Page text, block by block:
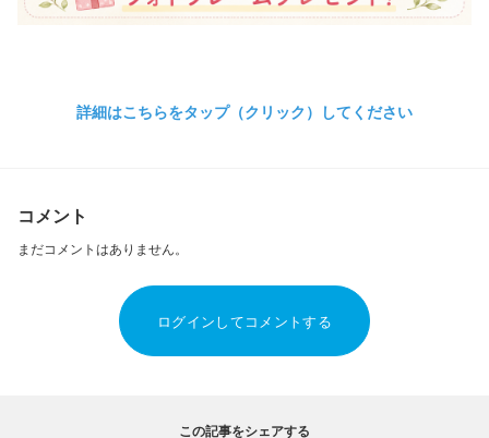
詳細はこちらをタップ（クリック）してください
コメント
まだコメントはありません。
ログインしてコメントする
この記事をシェアする